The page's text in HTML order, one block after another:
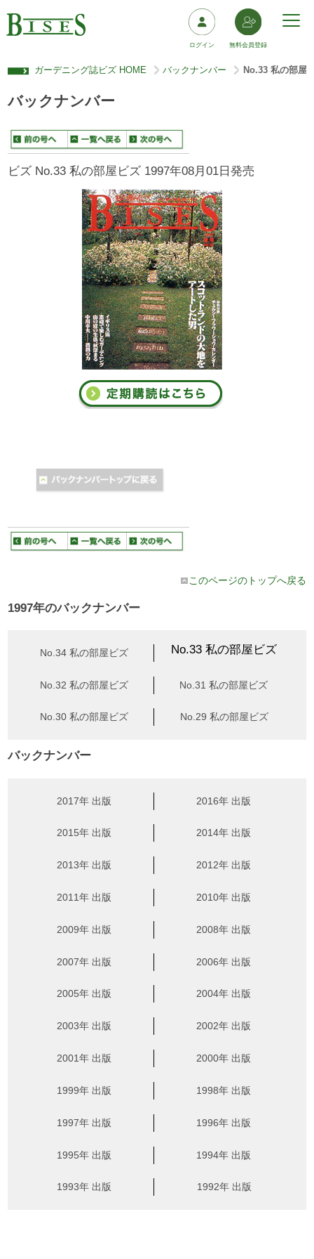
ログイン 無料会員登録
ガーデニング誌ビズ HOME > バックナンバー > No.33 私の部屋
バックナンバー
ビズ No.33 私の部屋ビズ 1997年08月01日発売
このページのトップへ戻る
1997年のバックナンバー
No.34 私の部屋ビズ No.33 私の部屋ビズ
No.32 私の部屋ビズ No.31 私の部屋ビズ
No.30 私の部屋ビズ No.29 私の部屋ビズ
バックナンバー
2017年 出版 2016年 出版
2015年 出版 2014年 出版
2013年 出版 2012年 出版
2011年 出版 2010年 出版
2009年 出版 2008年 出版
2007年 出版 2006年 出版
2005年 出版 2004年 出版
2003年 出版 2002年 出版
2001年 出版 2000年 出版
1999年 出版 1998年 出版
1997年 出版 1996年 出版
1995年 出版 1994年 出版
1993年 出版 1992年 出版